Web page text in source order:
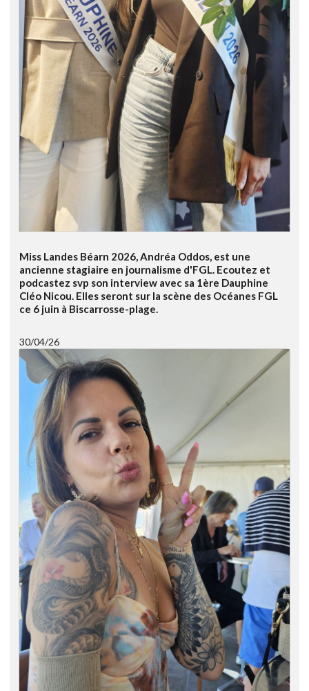
Miss Landes Béarn 2026, Andréa Oddos, est une
ancienne stagiaire en journalisme d'FGL. Ecoutez et
podcastez svp son interview avec sa 1ère Dauphine
Cléo Nicou. Elles seront sur la scène des Océanes FGL
ce 6 juin à Biscarrosse-plage.
30/04/26